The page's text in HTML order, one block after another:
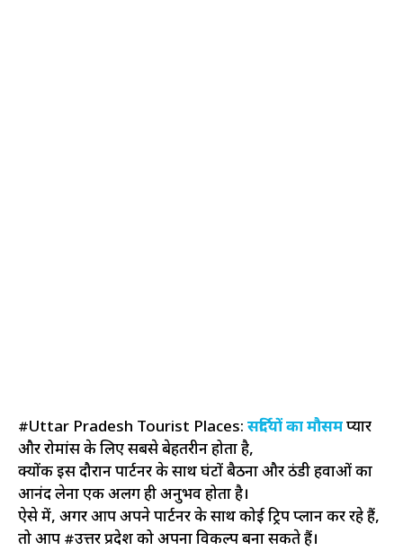
#Uttar Pradesh Tourist Places: सर्दियों का मौसमप्यार
और रोमांस के लिए सबसे बेहतरीन होता है,
क्योंक इस दौरान पार्टनर के साथ घंटों बैठना और ठंडी हवाओं का
आनंद लेना एक अलग ही अनुभव होता है।
ऐसे में, अगर आप अपने पार्टनर के साथ कोई ट्रिप प्लान कर रहे हैं,
तो आप #उत्तर प्रदेश को अपना विकल्प बना सकते हैं।